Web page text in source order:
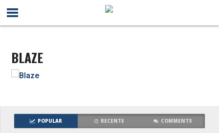
BLAZE
POPULAR RECENTE COMMENTS